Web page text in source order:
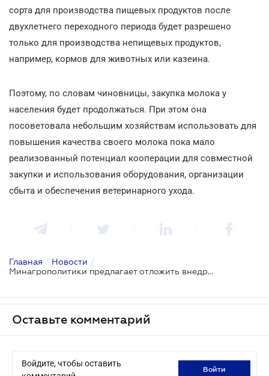
сорта для производства пищевых продуктов после
двухлетнего переходного периода будет разрешено
только для производства непищевых продуктов,
например, кормов для животных или казеина.
Поэтому, по словам чиновницы, закупка молока у
населения будет продолжаться. При этом она
посоветовала небольшим хозяйствам использовать для
повышения качества своего молока пока мало
реализованный потенциал кооперации для совместной
закупки и использования оборудования, организации
сбыта и обеспечения ветеринарного ухода.
Главная / Новости /
Минагрополитики предлагает отложить внедрение обновленного стандарта на молоко до июля 2018 года
Оставьте комментарий
Войдите, чтобы оставить
войти